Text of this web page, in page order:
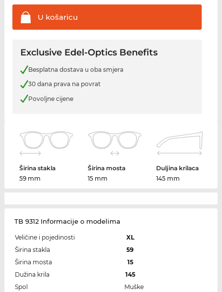
U košaricu
Exclusive Edel-Optics Benefits
Besplatna dostava u oba smjera
30 dana prava na povrat
Povoljne cijene
Širina stakla
59 mm
Širina mosta
15 mm
Duljina krilaca
145 mm
TB 9312 Informacije o modelima
Veličine i pojedinosti
XL
Širina stakla
59
Širina mosta
15
Dužina krila
145
Spol
Muške